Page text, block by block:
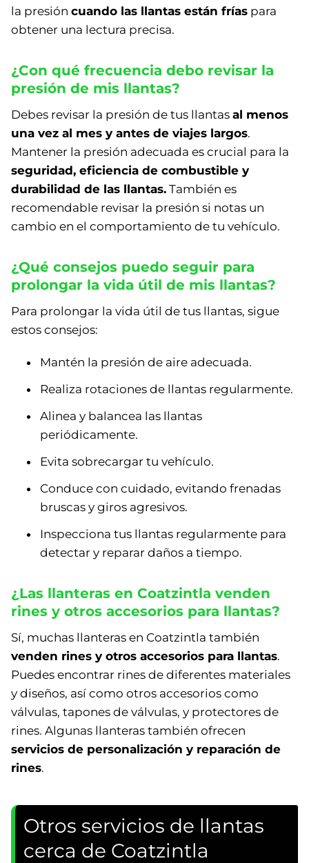
la presión cuando las llantas están frías para
obtener una lectura precisa.
¿Con qué frecuencia debo revisar la
presión de mis llantas?
Debes revisar la presión de tus llantas al menos
una vez al mes y antes de viajes largos.
Mantener la presión adecuada es crucial para la
seguridad, eficiencia de combustible y
durabilidad de las llantas. También es
recomendable revisar la presión si notas un
cambio en el comportamiento de tu vehículo.
¿Qué consejos puedo seguir para
prolongar la vida útil de mis llantas?
Para prolongar la vida útil de tus llantas, sigue
estos consejos:
Mantén la presión de aire adecuada.
Realiza rotaciones de llantas regularmente.
Alinea y balancea las llantas
periódicamente.
Evita sobrecargar tu vehículo.
Conduce con cuidado, evitando frenadas
bruscas y giros agresivos.
Inspecciona tus llantas regularmente para
detectar y reparar daños a tiempo.
¿Las llanteras en Coatzintla venden
rines y otros accesorios para llantas?
Sí, muchas llanteras en Coatzintla también
venden rines y otros accesorios para llantas.
Puedes encontrar rines de diferentes materiales
y diseños, así como otros accesorios como
válvulas, tapones de válvulas, y protectores de
rines. Algunas llanteras también ofrecen
servicios de personalización y reparación de
rines.
Otros servicios de llantas
cerca de Coatzintla